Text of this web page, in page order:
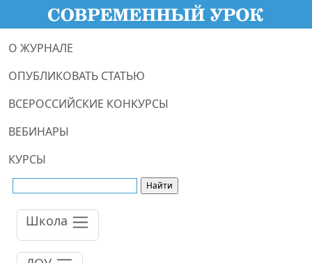
О ЖУРНАЛЕ
ОПУБЛИКОВАТЬ СТАТЬЮ
ВСЕРОССИЙСКИЕ КОНКУРСЫ
ВЕБИНАРЫ
КУРСЫ
Школа